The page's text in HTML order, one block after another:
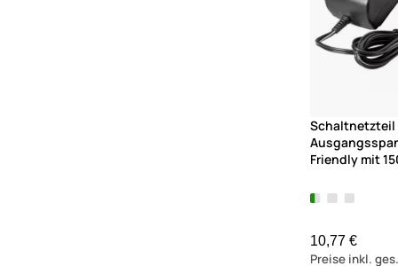
Schaltnetzteil
Friendly mit
10,77 €
Preise inkl.